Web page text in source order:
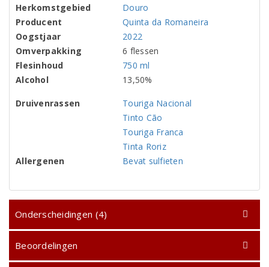
Herkomstgebied
Douro
Producent
Quinta da Romaneira
Oogstjaar
2022
Omverpakking
6 flessen
Flesinhoud
750 ml
Alcohol
13,50%
Druivenrassen
Touriga Nacional
Tinto Cão
Touriga Franca
Tinta Roriz
Allergenen
Bevat sulfieten
Onderscheidingen (4)
Beoordelingen